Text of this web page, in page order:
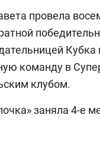
провела
Кубка
команду в
клубом.
заняла 4-е